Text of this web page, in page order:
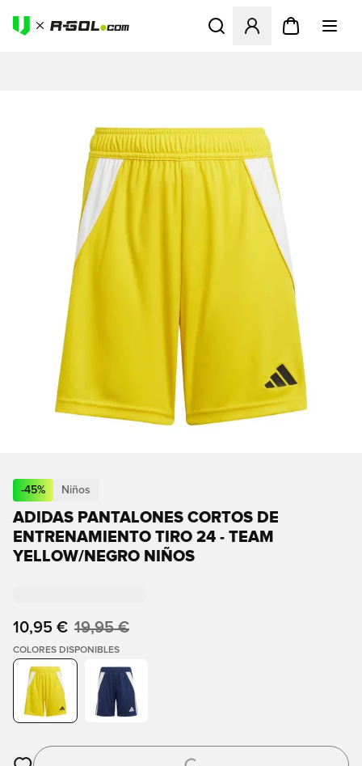
Abre un modal para iniciar
-45% Niños
ADIDAS PANTALONES CORTOS DE
ENTRENAMIENTO TIRO 24 - TEAM
YELLOW/NEGRO NIÑOS
10,95 € 19,95 €
COLORES DISPONIBLES